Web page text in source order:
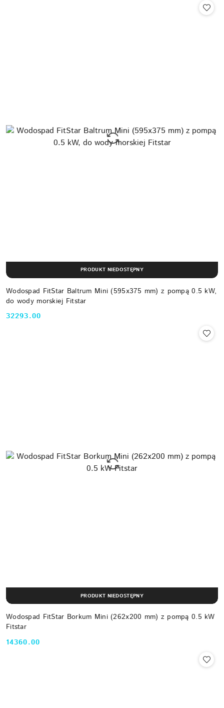
Wodospad FitStar Baltrum Mini (595x375 mm) z pompą 0.5 kW,
do wody morskiej Fitstar
Cena:
32293.00
PRODUKT NIEDOSTĘPNY
Wodospad FitStar Borkum Mini (262x200 mm) z pompą 0.5 kW
Fitstar
Cena:
14360.00
PRODUKT NIEDOSTĘPNY